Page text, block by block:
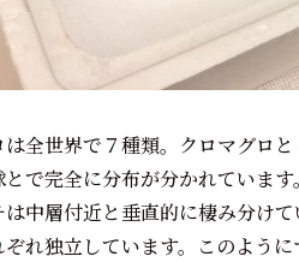
は全世界で７種類。クロマグロ
で完全に分布が分かれていま
は中層付近と垂直的に棲み分け
ぞれ独立しています。このよう